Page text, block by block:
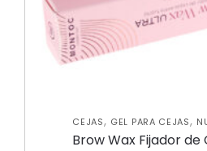
CEJAS, GEL PARA CEJAS,
Brow Wax Fijador